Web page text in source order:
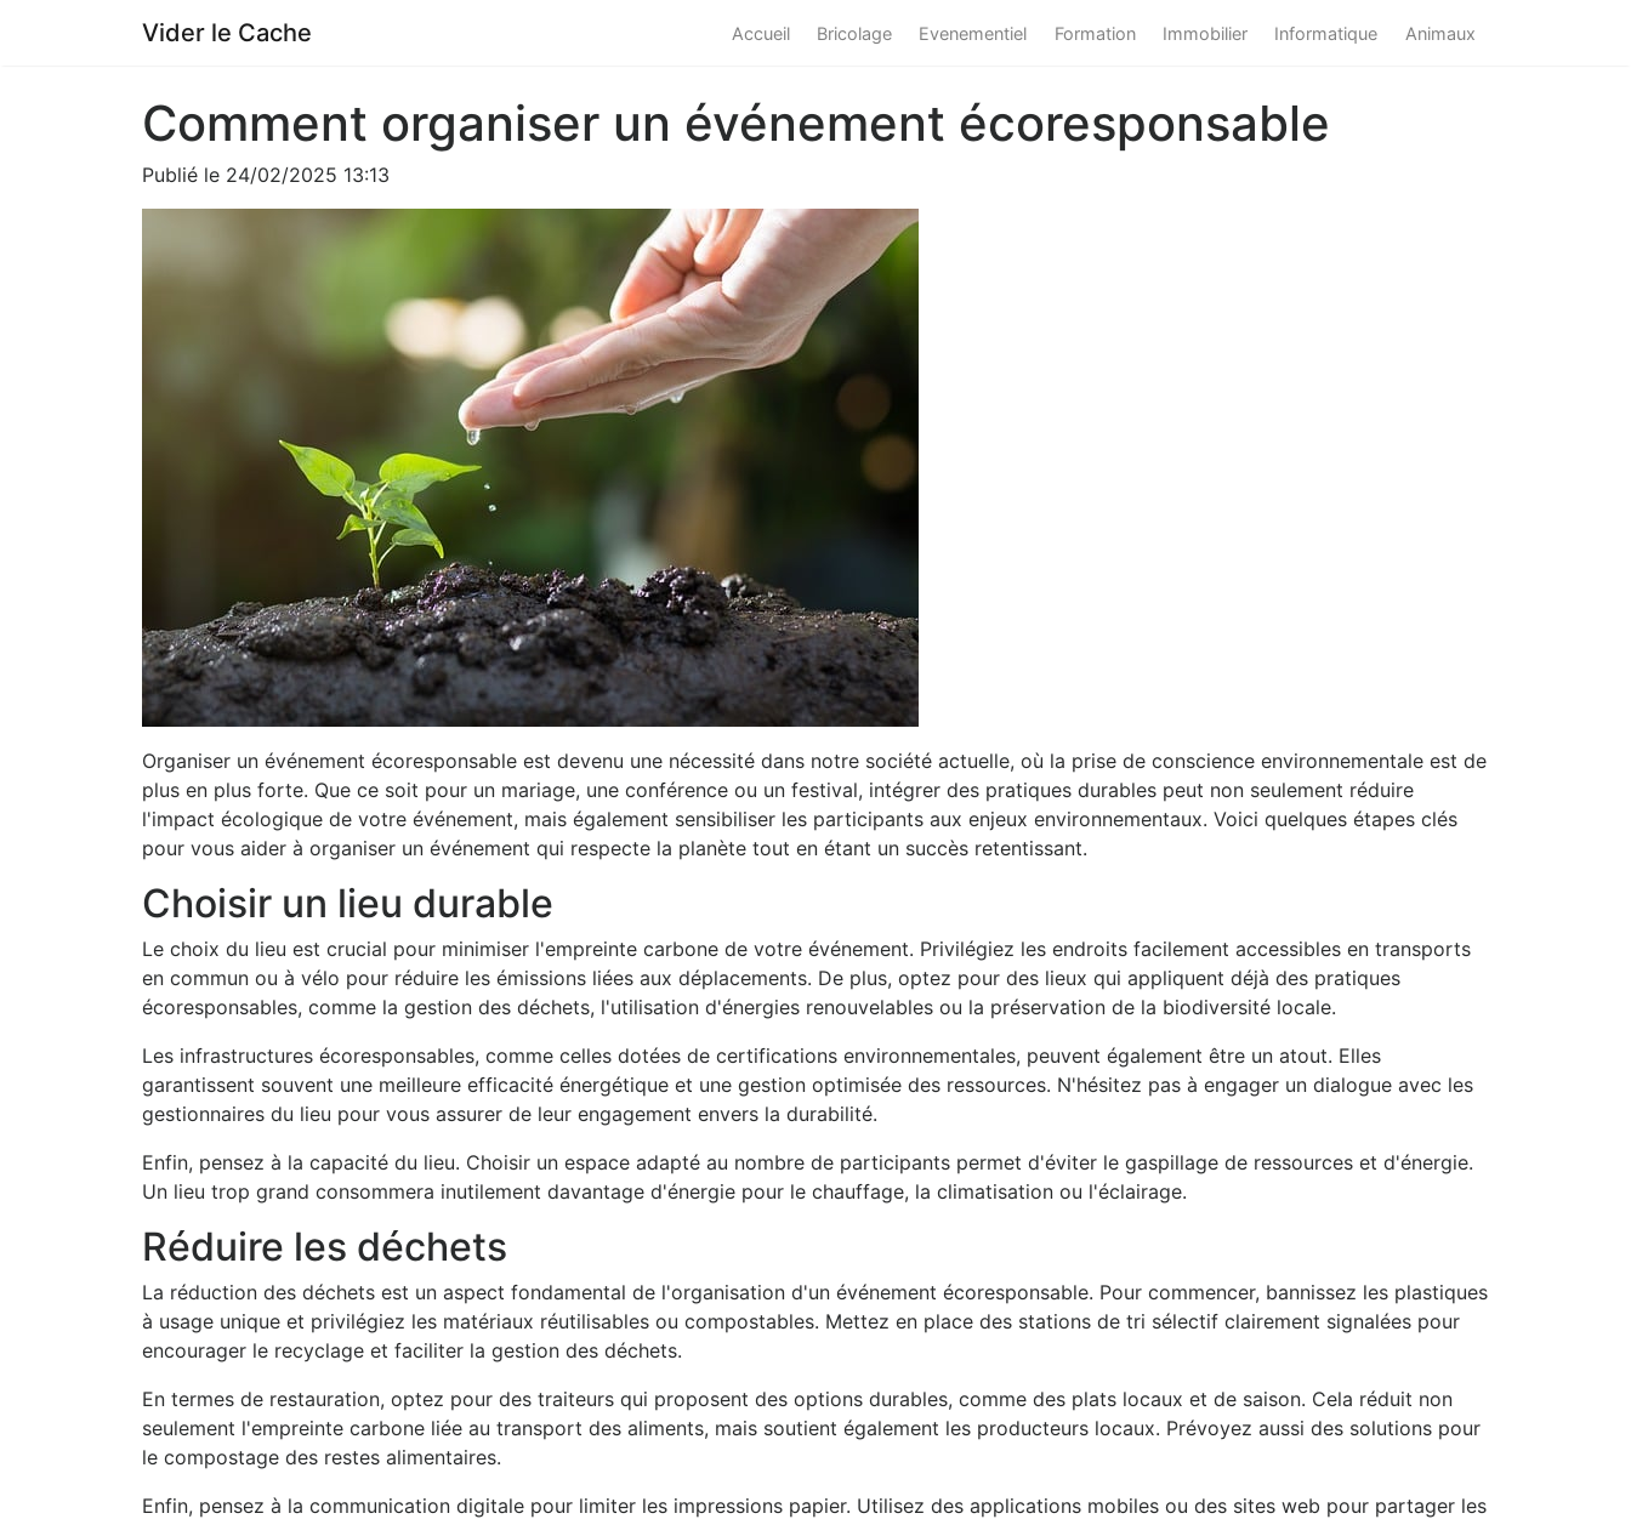
Vider le Cache Accueil Bricolage Evenementiel Formation Immobilier Informatique Animaux
Comment organiser un événement écoresponsable
Publié le 24/02/2025 13:13
Organiser un événement écoresponsable est devenu une nécessité dans notre société actuelle, où la prise de conscience environnementale est de
plus en plus forte. Que ce soit pour un mariage, une conférence ou un festival, intégrer des pratiques durables peut non seulement réduire
l'impact écologique de votre événement, mais également sensibiliser les participants aux enjeux environnementaux. Voici quelques étapes clés
pour vous aider à organiser un événement qui respecte la planète tout en étant un succès retentissant.
Choisir un lieu durable
Le choix du lieu est crucial pour minimiser l'empreinte carbone de votre événement. Privilégiez les endroits facilement accessibles en transports
en commun ou à vélo pour réduire les émissions liées aux déplacements. De plus, optez pour des lieux qui appliquent déjà des pratiques
écoresponsables, comme la gestion des déchets, l'utilisation d'énergies renouvelables ou la préservation de la biodiversité locale.
Les infrastructures écoresponsables, comme celles dotées de certifications environnementales, peuvent également être un atout. Elles
garantissent souvent une meilleure efficacité énergétique et une gestion optimisée des ressources. N'hésitez pas à engager un dialogue avec les
gestionnaires du lieu pour vous assurer de leur engagement envers la durabilité.
Enfin, pensez à la capacité du lieu. Choisir un espace adapté au nombre de participants permet d'éviter le gaspillage de ressources et d'énergie.
Un lieu trop grand consommera inutilement davantage d'énergie pour le chauffage, la climatisation ou l'éclairage.
Réduire les déchets
La réduction des déchets est un aspect fondamental de l'organisation d'un événement écoresponsable. Pour commencer, bannissez les plastiques
à usage unique et privilégiez les matériaux réutilisables ou compostables. Mettez en place des stations de tri sélectif clairement signalées pour
encourager le recyclage et faciliter la gestion des déchets.
En termes de restauration, optez pour des traiteurs qui proposent des options durables, comme des plats locaux et de saison. Cela réduit non
seulement l'empreinte carbone liée au transport des aliments, mais soutient également les producteurs locaux. Prévoyez aussi des solutions pour
le compostage des restes alimentaires.
Enfin, pensez à la communication digitale pour limiter les impressions papier. Utilisez des applications mobiles ou des sites web pour partager les